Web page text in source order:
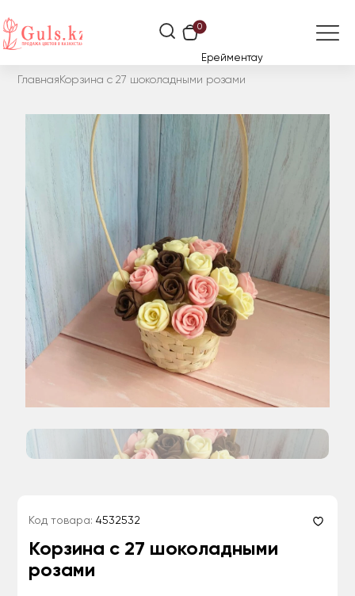
0
Ерейментау
Главная Корзина с 27 шоколадными розами
Код товара: 4532532
Корзина с 27 шоколадными
розами